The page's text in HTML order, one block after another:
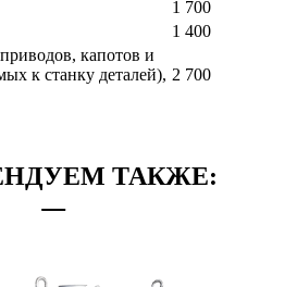
1 700
1 400
капотов и
к станку деталей), 2 700
ТАКЖЕ: